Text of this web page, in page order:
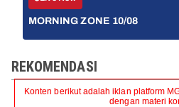
MORNING ZONE 10/08